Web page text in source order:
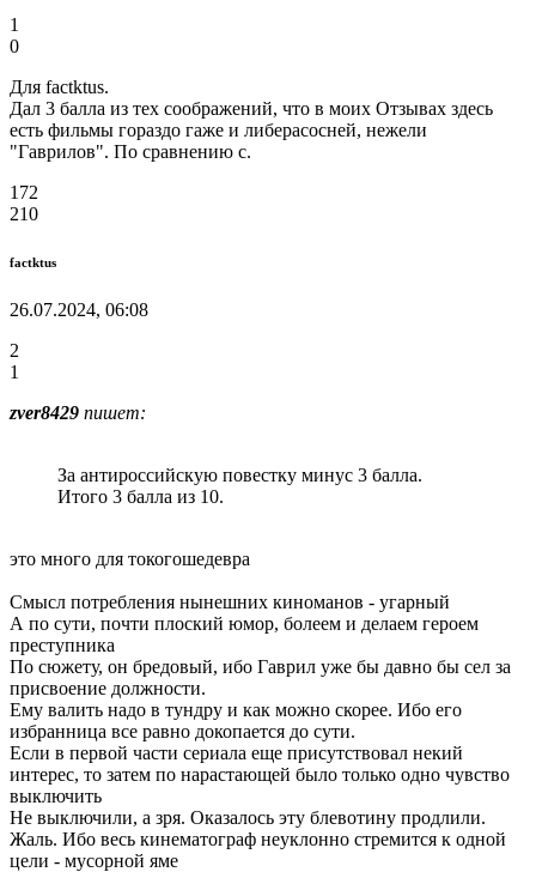
1
0
Для factktus.
Дал 3 балла из тех соображений, что в моих Отзывах здесь
есть фильмы гораздо гаже и либерасосней, нежели
"Гаврилов". По сравнению с.
172
210
factktus
26.07.2024, 06:08
2
1
zver8429 пишет:
За антироссийскую повестку минус 3 балла.
Итого 3 балла из 10.
это много для токогошедевра
Смысл потребления нынешних киноманов - угарный
А по сути, почти плоский юмор, болеем и делаем героем
преступника
По сюжету, он бредовый, ибо Гаврил уже бы давно бы сел за
присвоение должности.
Ему валить надо в тундру и как можно скорее. Ибо его
избранница все равно докопается до сути.
Если в первой части сериала еще присутствовал некий
интерес, то затем по нарастающей было только одно чувство
выключить
Не выключили, а зря. Оказалось эту блевотину продлили.
Жаль. Ибо весь кинематограф неуклонно стремится к одной
цели - мусорной яме